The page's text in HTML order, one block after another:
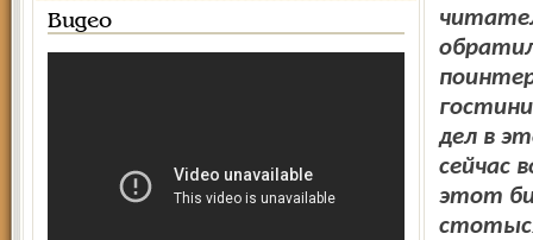
Видео
дел в
сейчас
этот